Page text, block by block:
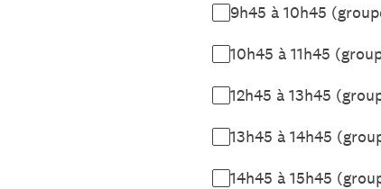
9h45 à 10h45
10h45 à 11h45
12h45 à 13h45
13h45 à 14h45
14h45 à 15h45